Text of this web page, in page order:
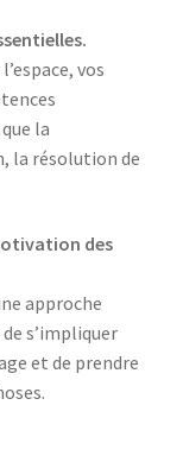
vos
la
la résolution de
des
approche
s’impliquer
et de prendre